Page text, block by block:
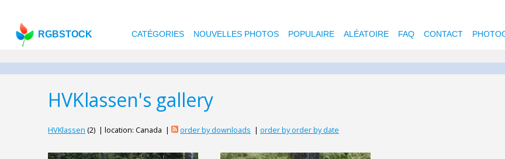
RGBSTOCK CATÉGORIES NOUVELLES PHOTOS POPULAIRE ALÉATOIRE FAQ CONTACT
HVKlassen's gallery
HVKlassen (2) | location: Canada | order by downloads | order by order by date